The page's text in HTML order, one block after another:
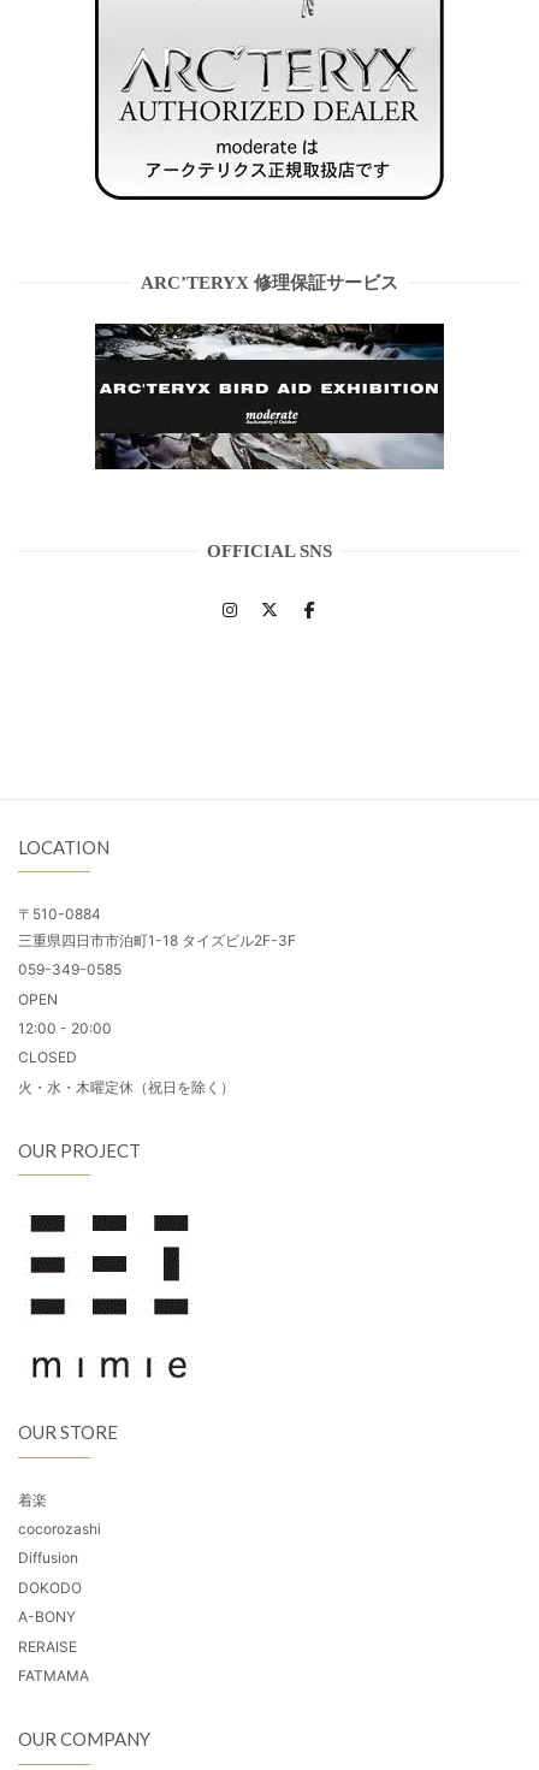
ARC’TERYX 修理保証サービス
OFFICIAL SNS
LOCATION
〒510-0884
三重県四日市市泊町1-18 タイズビル2F-3F
059-349-0585
OPEN
12:00 - 20:00
CLOSED
火・水・木曜定休（祝日を除く）
OUR PROJECT
OUR STORE
着楽
cocorozashi
Diffusion
DOKODO
A-BONY
RERAISE
FATMAMA
OUR COMPANY